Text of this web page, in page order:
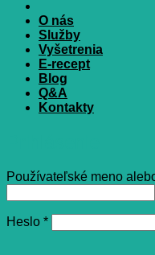
O nás
Služby
Vyšetrenia
E-recept
Blog
Q&A
Kontakty
Používateľské meno
Heslo *Povinné